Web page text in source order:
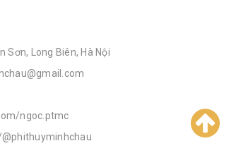
Sơn, Long Biên, Hà Nội
ngoc.ptmc